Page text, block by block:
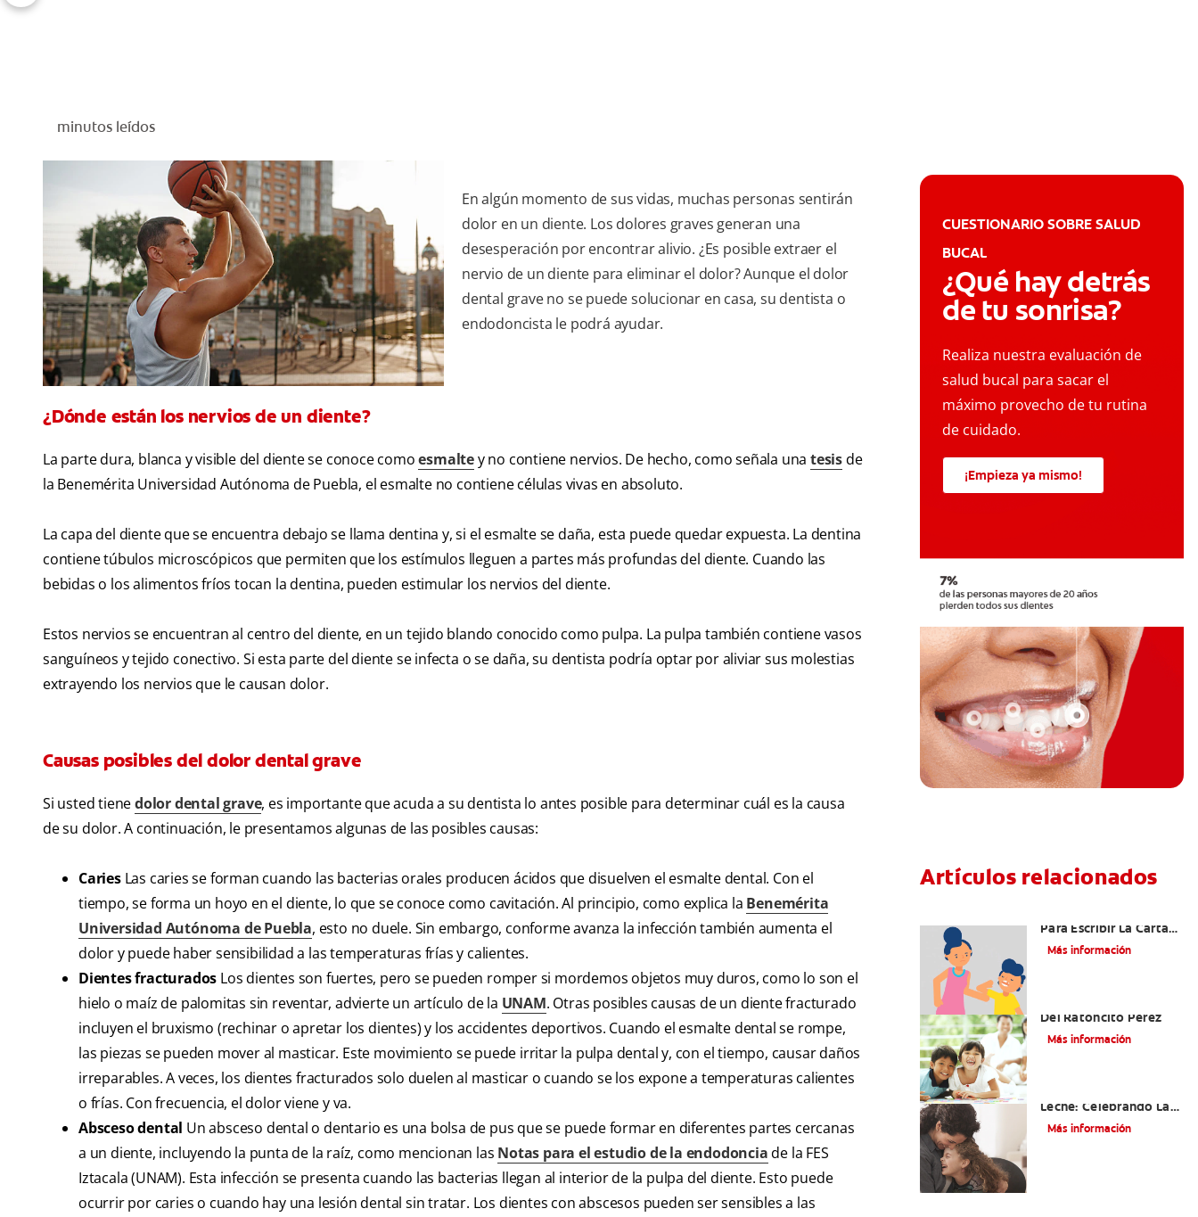
minutos leídos
En algún momento de sus vidas, muchas personas sentirán
dolor en un diente. Los dolores graves generan una
desesperación por encontrar alivio. ¿Es posible extraer el
nervio de un diente para eliminar el dolor? Aunque el dolor
dental grave no se puede solucionar en casa, su dentista o
endodoncista le podrá ayudar.
¿Dónde están los nervios de un diente?
La parte dura, blanca y visible del diente se conoce comoesmaltey no contiene nervios. De hecho, como señala unatesisde
la Benemérita Universidad Autónoma de Puebla, el esmalte no contiene células vivas en absoluto.
La capa del diente que se encuentra debajo se llama dentina y, si el esmalte se daña, esta puede quedar expuesta. La dentina
contiene túbulos microscópicos que permiten que los estímulos lleguen a partes más profundas del diente. Cuando las
bebidas o los alimentos fríos tocan la dentina, pueden estimular los nervios del diente.
Estos nervios se encuentran al centro del diente, en un tejido blando conocido como pulpa. La pulpa también contiene vasos
sanguíneos y tejido conectivo. Si esta parte del diente se infecta o se daña, su dentista podría optar por aliviar sus molestias
extrayendo los nervios que le causan dolor.
Causas posibles del dolor dental grave
Si usted tienedolor dental grave, es importante que acuda a su dentista lo antes posible para determinar cuál es la causa
de su dolor. A continuación, le presentamos algunas de las posibles causas:
CariesLas caries se forman cuando las bacterias orales producen ácidos que disuelven el esmalte dental. Con el
tiempo, se forma un hoyo en el diente, lo que se conoce como cavitación. Al principio, como explica la Benemérita
Universidad Autónoma de Puebla, esto no duele. Sin embargo, conforme avanza la infección también aumenta el
dolor y puede haber sensibilidad a las temperaturas frías y calientes.
Dientes fracturados Los dientes son fuertes, pero se pueden romper si mordemos objetos muy duros, como lo son el
hielo o maíz de palomitas sin reventar, advierte un artículo de la UNAM. Otras posibles causas de un diente fracturado
incluyen el bruxismo (rechinar o apretar los dientes) y los accidentes deportivos. Cuando el esmalte dental se rompe,
las piezas se pueden mover al masticar. Este movimiento se puede irritar la pulpa dental y, con el tiempo, causar daños
irreparables. A veces, los dientes fracturados solo duelen al masticar o cuando se los expone a temperaturas calientes
o frías. Con frecuencia, el dolor viene y va.
Absceso dental Un absceso dental o dentario es una bolsa de pus que se puede formar en diferentes partes cercanas
a un diente, incluyendo la punta de la raíz, como mencionan las Notas para el estudio de la endodonciade la FES
Iztacala (UNAM). Esta infección se presenta cuando las bacterias llegan al interior de la pulpa del diente. Esto puede
ocurrir por caries o cuando hay una lesión dental sin tratar. Los dientes con abscesos pueden ser sensibles a las
CUESTIONARIO SOBRE SALUD
BUCAL
¿Qué hay detrás
de tu sonrisa?
Realiza nuestra evaluación de
salud bucal para sacar el
máximo provecho de tu rutina
de cuidado.
¡Empieza ya mismo!
Artículos relacionados
Para Escribir La Carta
Al Ratón Pérez Y
Más información
Del Ratoncito Pérez
Más información
Leche: Celebrando La
Última Visita Del
Más información